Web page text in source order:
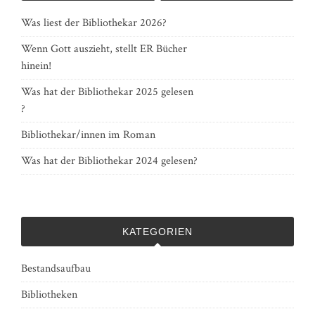
Was liest der Bibliothekar 2026?
Wenn Gott auszieht, stellt ER Bücher
hinein!
Was hat der Bibliothekar 2025 gelesen
?
Bibliothekar/innen im Roman
Was hat der Bibliothekar 2024 gelesen?
KATEGORIEN
Bestandsaufbau
Bibliotheken